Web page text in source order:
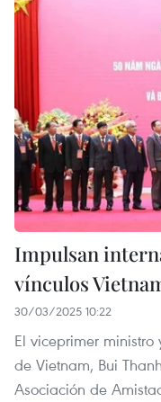
Impulsan
vínculos
30/03/2025 10:22
El viceprimer ministro
de Vietnam, Bui
Asociación de